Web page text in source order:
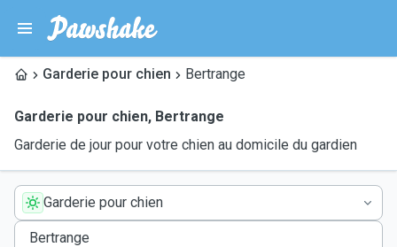
Garderie pour chien Bertrange
Garderie pour chien, Bertrange
Garderie de jour pour votre chien au domicile du gardien
Garderie pour chien